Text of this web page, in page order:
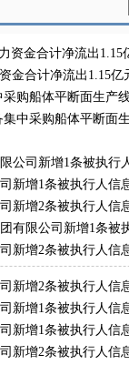
资金合计净流出1.15
金合计净流出1.15亿
购船体平断面生产
中采购船体平断面
公司新增1条被执行
新增1条被执行人信
新增2条被执行人信
有限公司新增1条被
新增2条被执行人信
新增2条被执行人信
新增1条被执行人信
新增1条被执行人信
新增2条被执行人信